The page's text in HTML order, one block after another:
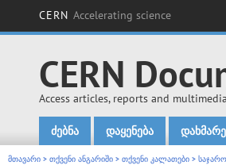
CERN Accelerating science
CERN
Access articles, reports and
Main menu
ძებნა დაყენება
მთავარი > თქვენი ანგარიში > თქვენი კალათები >